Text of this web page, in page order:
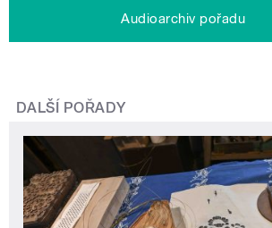
Audioarchiv pořadu
DALŠÍ POŘADY